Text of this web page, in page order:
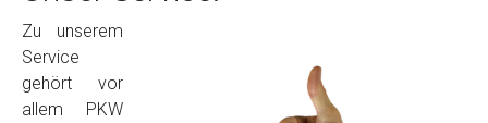
Zu unserem
Service
gehört vor
allem PKW